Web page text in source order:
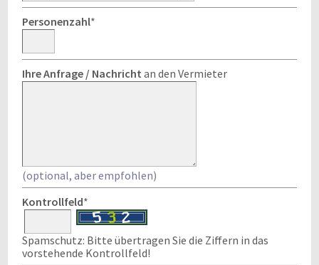
Personenzahl*
Ihre Anfrage / Nachricht an den Vermieter
(optional, aber empfohlen)
Kontrollfeld*
Spamschutz: Bitte übertragen Sie die Ziffern in das
vorstehende Kontrollfeld!